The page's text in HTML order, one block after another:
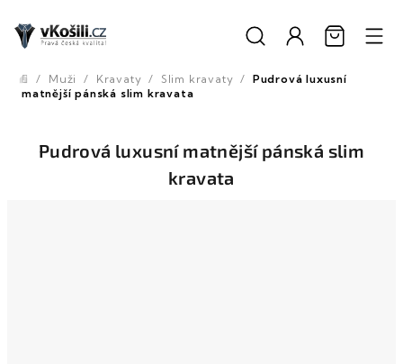
obsah
Domů
/ Muži / Kravaty / Slim kravaty / Pudrová luxusní
matnější pánská slim kravata
Pudrová luxusní matnější pánská slim
kravata